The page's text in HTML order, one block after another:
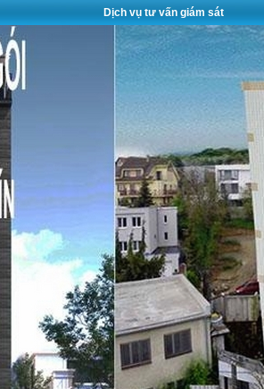
Dịch vụ tư vấn giám sát